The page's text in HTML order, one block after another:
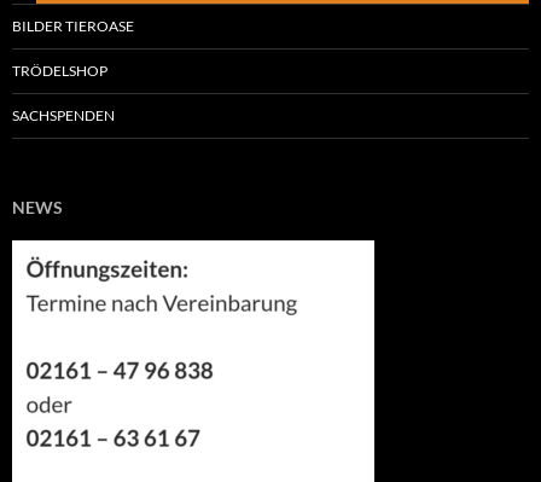
BILDER TIEROASE
TRÖDELSHOP
SACHSPENDEN
NEWS